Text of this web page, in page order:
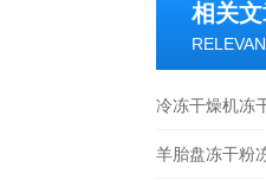
相关
冷冻干燥机冻
羊胎盘冻干粉